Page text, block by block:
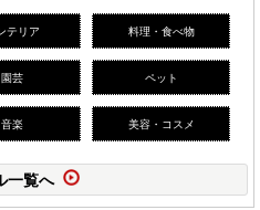
テリア 料理・食べ物
園芸 ペット
音楽 美容・コスメ
一覧へ